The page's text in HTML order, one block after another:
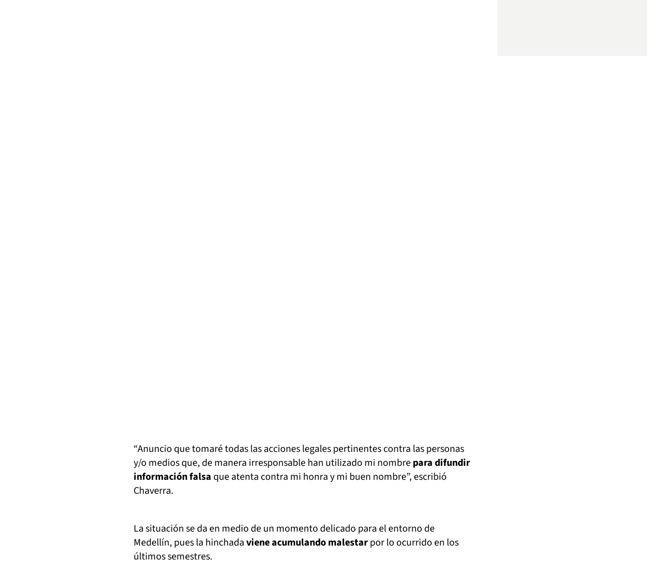
“Anuncio que tomaré todas las acciones legales pertinentes contra las personas
y/o medios que, de manera irresponsable han utilizado mi nombrepara difundir
información falsa que atenta contra mi honra y mi buen nombre”, escribió
Chaverra.
La situación se da en medio de un momento delicado para el entorno de
Medellín, pues la hinchadaviene acumulando malestarpor lo ocurrido en los
últimos semestres.